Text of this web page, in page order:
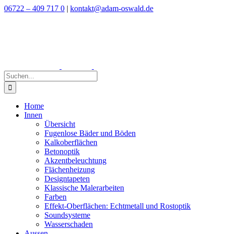
Zum
06722 – 409 717 0 | kontakt@adam-oswald.de
Suche
nach:
Home
Innen
Übersicht
Fugenlose Bäder und Böden
Kalkoberflächen
Betonoptik
Akzentbeleuchtung
Flächenheizung
Designtapeten
Klassische Malerarbeiten
Farben
Effekt-Oberflächen: Echtmetall und Rostoptik
Soundsysteme
Wasserschaden